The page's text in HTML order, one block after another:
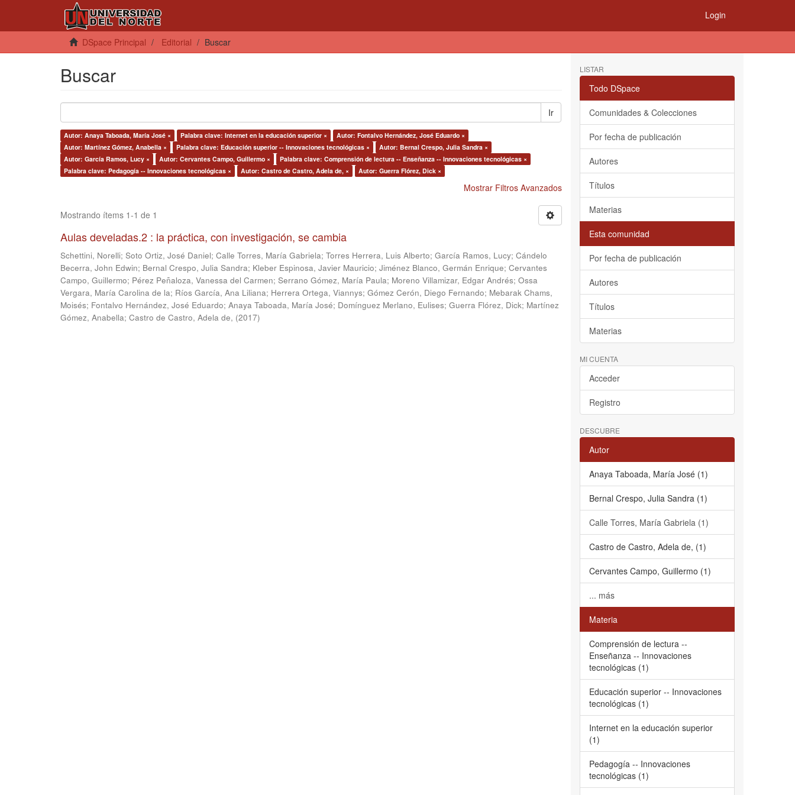
Login
DSpace Principal Editorial Buscar
Buscar
Ir
Autor: Anaya Taboada, María José × Palabra clave: Internet en la educación superior ×
Autor: Fontalvo Hernández, José Eduardo ×
Autor: Martínez Gómez, Anabella ×
Palabra clave: Educación superior -- Innovaciones tecnológicas ×
Autor: Bernal Crespo, Julia Sandra ×
Autor: García Ramos, Lucy ×
Autor: Cervantes Campo, Guillermo ×
Palabra clave: Comprensión de lectura -- Enseñanza -- Innovaciones tecnológicas ×
Palabra clave: Pedagogía -- Innovaciones tecnológicas ×
Autor: Castro de Castro, Adela de, × Autor: Guerra Flórez, Dick ×
Mostrar Filtros Avanzados
Mostrando ítems 1-1 de 1
Aulas develadas.2 : la práctica, con investigación, se cambia
Schettini, Norelli; Soto Ortiz, José Daniel; Calle Torres, María Gabriela; Torres Herrera, Luis Alberto; García Ramos, Lucy; Cándelo
Becerra, John Edwin; Bernal Crespo, Julia Sandra; Kleber Espinosa, Javier Mauricio; Jiménez Blanco, Germán Enrique; Cervantes
Campo, Guillermo; Pérez Peñaloza, Vanessa del Carmen; Serrano Gómez, María Paula; Moreno Villamizar, Edgar Andrés; Ossa
Vergara, María Carolina de la; Ríos García, Ana Liliana; Herrera Ortega, Viannys; Gómez Cerón, Diego Fernando; Mebarak Chams,
Moisés; Fontalvo Hernández, José Eduardo; Anaya Taboada, María José; Domínguez Merlano, Eulises; Guerra Flórez, Dick; Martínez
Gómez, Anabella; Castro de Castro, Adela de, (2017)
LISTAR
Todo DSpace
Comunidades & Colecciones
Por fecha de publicación
Autores
Títulos
Materias
Esta comunidad
Por fecha de publicación
Autores
Títulos
Materias
MI CUENTA
Acceder
Registro
DESCUBRE
Autor
Anaya Taboada, María José (1)
Bernal Crespo, Julia Sandra (1)
Calle Torres, María Gabriela (1)
Castro de Castro, Adela de, (1)
Cervantes Campo, Guillermo (1)
... más
Materia
Comprensión de lectura --
Enseñanza -- Innovaciones
tecnológicas (1)
Educación superior -- Innovaciones
tecnológicas (1)
Internet en la educación superior
(1)
Pedagogía -- Innovaciones
tecnológicas (1)